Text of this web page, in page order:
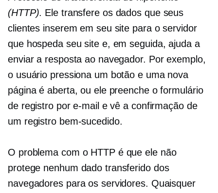
(HTTP). Ele transfere os dados que seus
clientes inserem em seu site para o servidor
que hospeda seu site e, em seguida, ajuda a
enviar a resposta ao navegador. Por exemplo,
o usuário pressiona um botão e uma nova
página é aberta, ou ele preenche o formulário
de registro por e-mail e vê a confirmação de
um registro bem-sucedido.
O problema com o HTTP é que ele não
protege nenhum dado transferido dos
navegadores para os servidores. Quaisquer